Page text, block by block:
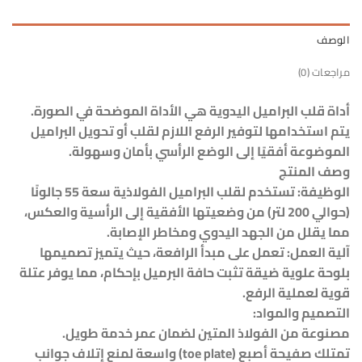
الوصف
مراجعات (0)
أداة قلب البراميل اليدوية هي الأداة الموضحة في الصورة.
يتم استخدامها لتوفير الرفع اللازم لقلب أو تحويل البراميل
الموضوعة أفقيًا إلى الوضع الرأسي بأمان وسهولة.
وصف المنتج
الوظيفة: تستخدم لقلب البراميل الفولاذية سعة 55 جالونًا
(حوالي 200 لتر) من وضعيتها الأفقية إلى الرأسية والعكس،
مما يقلل من الجهد اليدوي ومخاطر الإصابة.
آلية العمل: تعمل على مبدأ الرافعة، حيث يتميز تصميمها
بلوحة علوية ضيقة تثبت حافة البرميل بإحكام، مما يوفر عتلة
قوية لعملية الرفع.
التصميم والمواد:
مصنوعة من الفولاذ المتين لضمان عمر خدمة طويل.
تمتلك صفيحة أصبع (toe plate) واسعة لمنع إتلاف جوانب